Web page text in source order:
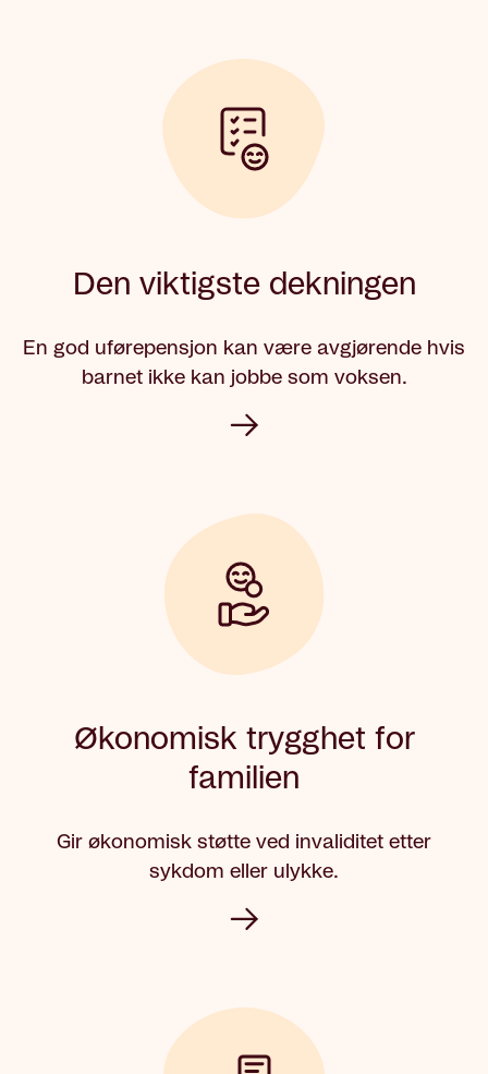
Den viktigste dekningen
En god uførepensjon kan være avgjørende hvis
barnet ikke kan jobbe som voksen.
Økonomisk trygghet for
familien
Gir økonomisk støtte ved invaliditet etter
sykdom eller ulykke.